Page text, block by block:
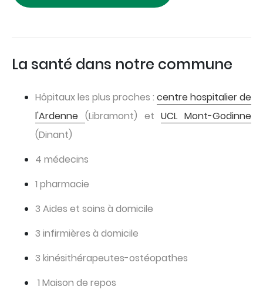
La santé dans notre commune
Hôpitaux les plus proches : centre hospitalier de
l'Ardenne (Libramont) etUCL Mont-Godinne
(Dinant)
4 médecins
1 pharmacie
3 Aides et soins à domicile
3 infirmières à domicile
3 kinésithérapeutes-ostéopathes
1 Maison de repos